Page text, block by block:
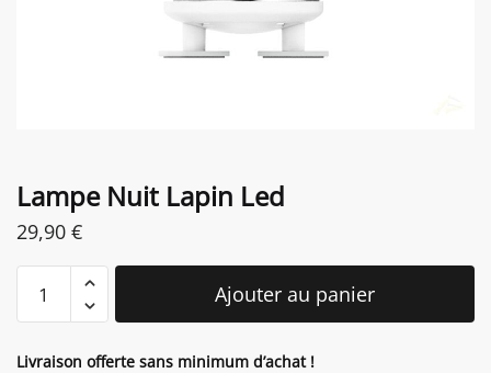
Lampe Nuit Lapin Led
29,90 €
Nuit
Ajouter au panier
Livraison offerte sans minimum d’achat !